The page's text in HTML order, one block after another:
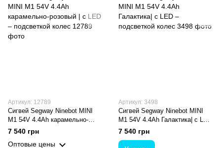
Артикул: 12789
Сигвей Segway Ninebot MINI
M1 54V 4.4Ah карамельно-
розовый | с LED – подсветкой
7 540 грн
Оптовые цены
Артикул: 3498
Сигвей Segway Ninebot MINI
M1 54V 4.4Ah Галактика| с LED
– подсветкой колес
7 540 грн